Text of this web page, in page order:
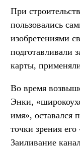
При
пользовались
изобретениями
подготавливали
карты,
Во время
Энки,
имя», оставался
точки зрения
Заиливание